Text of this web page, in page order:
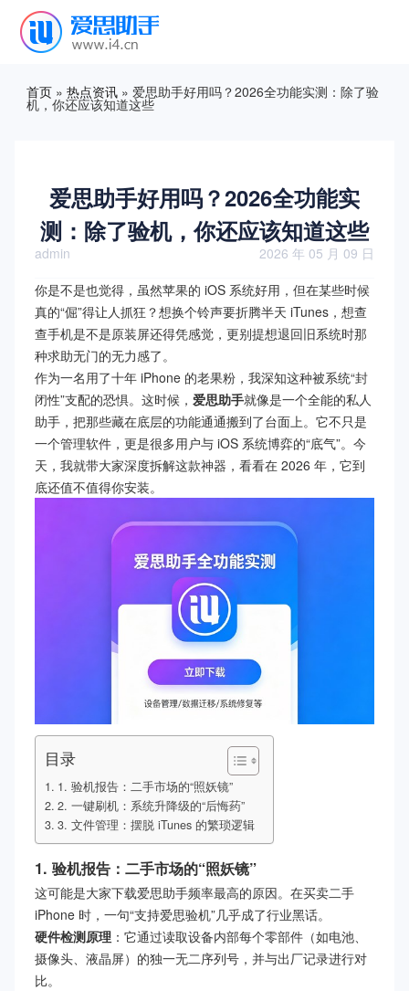
首页» 热点资讯» 爱思助手好用吗？2026全功能实测：除了验
机，你还应该知道这些
爱思助手好用吗？2026全功能实
测：除了验机，你还应该知道这些
admin
2026 年 05 月 09 日
你是不是也觉得，虽然苹果的 iOS 系统好用，但在某些时候
真的“倔”得让人抓狂？想换个铃声要折腾半天 iTunes，想查
查手机是不是原装屏还得凭感觉，更别提想退回旧系统时那
种求助无门的无力感了。
作为一名用了十年 iPhone 的老果粉，我深知这种被系统“封
闭性”支配的恐惧。这时候， 爱思助手就像是一个全能的私人
助手，把那些藏在底层的功能通通搬到了台面上。它不只是
一个管理软件，更是很多用户与 iOS 系统博弈的“底气”。今
天，我就带大家深度拆解这款神器，看看在 2026 年，它到
底还值不值得你安装。
目录
1. 验机报告：二手市场的“照妖镜”
2. 一键刷机：系统升降级的“后悔药”
3. 文件管理：摆脱 iTunes 的繁琐逻辑
1. 验机报告：二手市场的“照妖镜”
这可能是大家下载爱思助手频率最高的原因。在买卖二手
iPhone 时，一句“支持爱思验机”几乎成了行业黑话。
硬件检测原理 ：它通过读取设备内部每个零部件（如电池、
摄像头、液晶屏）的独一无二序列号，并与出厂记录进行对
比。